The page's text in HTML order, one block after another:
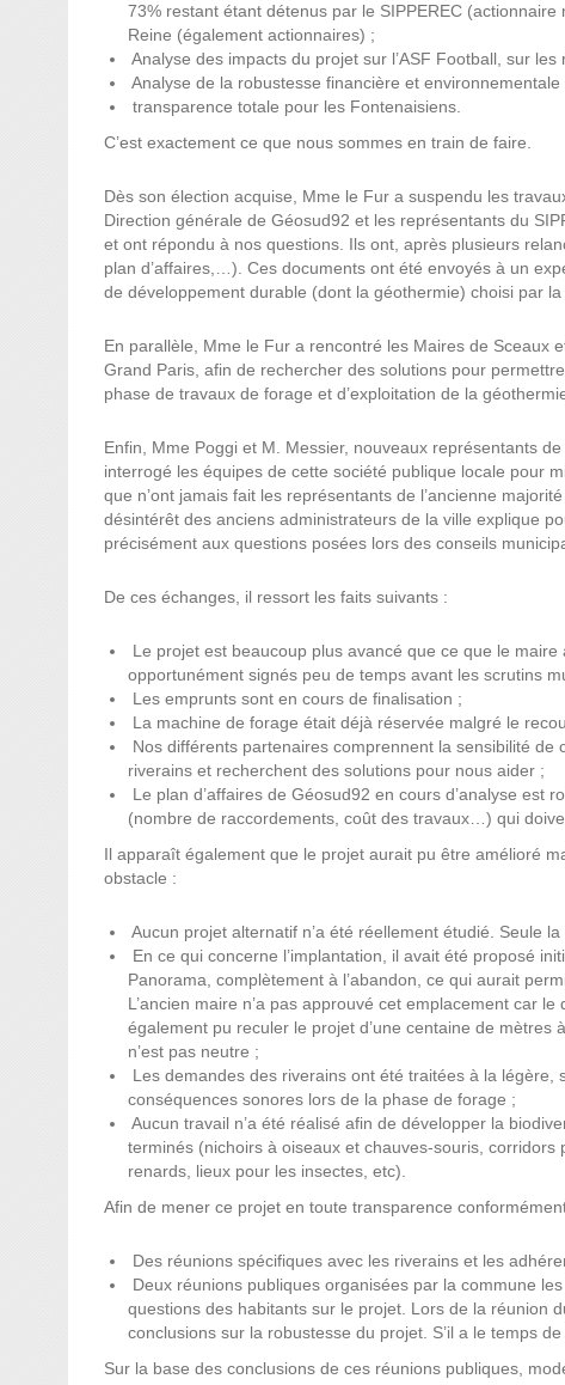
73% restant étant détenus par le SIPPEREC
Reine (également actionnaires) ;
⁠Analyse des impacts du projet sur l’ASF Football, sur
⁠Analyse de la robustesse financière et
⁠ ⁠transparence totale pour les Fontenaisiens.
C’est exactement ce que nous sommes en train de faire.
Dès son élection acquise, Mme le Fur a suspendu les
Direction générale de Géosud92 et les représentants du
et ont répondu à nos questions. Ils ont, après plusieurs
plan d’affaires,…). Ces documents ont été envoyés à un
de développement durable (dont la géothermie) choisi par la
En parallèle, Mme le Fur a rencontré les Maires de Sceaux
Grand Paris, afin de rechercher des solutions pour
phase de travaux de forage et d’exploitation de la
Enfin, Mme Poggi et M. Messier, nouveaux représentants
interrogé les équipes de cette société publique locale pour
que n’ont jamais fait les représentants de l’ancienne
désintérêt des anciens administrateurs de la ville explique
précisément aux questions posées lors des conseils
De ces échanges, il ressort les faits suivants :
⁠Le projet est beaucoup plus avancé que ce que le
opportunément signés peu de temps avant les scrutins
⁠ ⁠Les emprunts sont en cours de finalisation ;
⁠La machine de forage était déjà réservée malgré le
⁠Nos différents partenaires comprennent la sensibilité de
riverains et recherchent des solutions pour nous aider ;
⁠Le plan d’affaires de Géosud92 en cours d’analyse
(nombre de raccordements, coût des travaux…) qui
Il apparaît également que le projet aurait pu être amélioré
obstacle :
⁠Aucun projet alternatif n’a été réellement étudié. Seule
⁠En ce qui concerne l’implantation, il avait été proposé
Panorama, complètement à l’abandon, ce qui aurait
L’ancien maire n’a pas approuvé cet emplacement car
également pu reculer le projet d’une centaine de mètres
n’est pas neutre ;
⁠Les demandes des riverains ont été traitées à la
conséquences sonores lors de la phase de forage ;
⁠Aucun travail n’a été réalisé afin de développer la
terminés (nichoirs à oiseaux et chauves-souris,
renards, lieux pour les insectes, etc).
Afin de mener ce projet en toute transparence
⁠Des réunions spécifiques avec les riverains et les
⁠Deux réunions publiques organisées par la commune
questions des habitants sur le projet. Lors de la réunion
conclusions sur la robustesse du projet. S’il a le temps
Sur la base des conclusions de ces réunions publiques,